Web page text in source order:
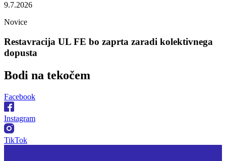
9.7.2026
Novice
Restavracija UL FE bo zaprta zaradi kolektivnega
dopusta
Bodi na tekočem
Facebook
Instagram
TikTok